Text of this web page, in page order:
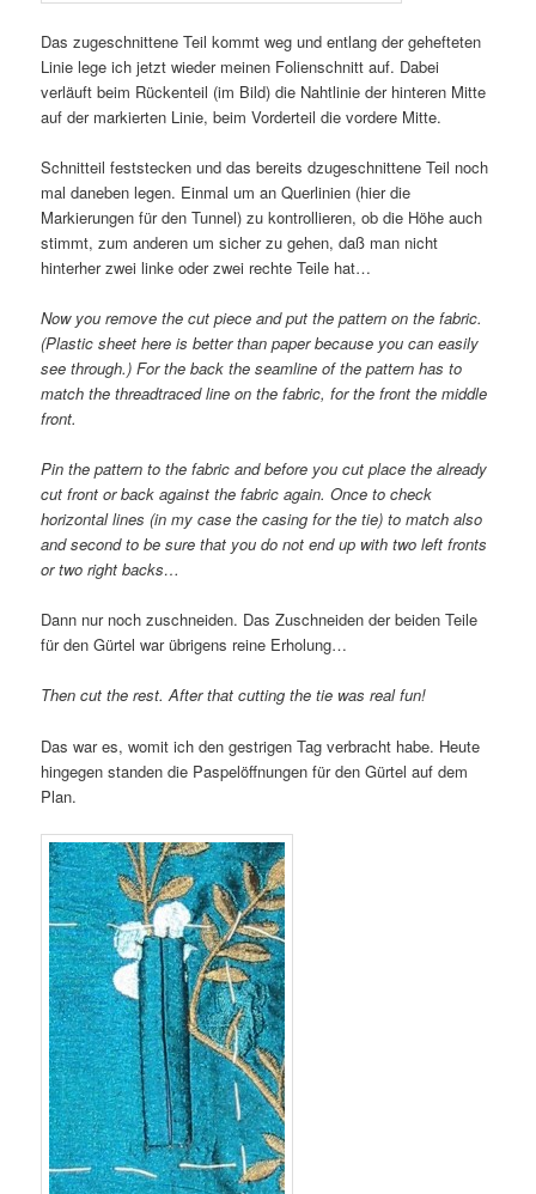
Das zugeschnittene Teil kommt weg und entlang der gehefteten
Linie lege ich jetzt wieder meinen Folienschnitt auf. Dabei
verläuft beim Rückenteil (im Bild) die Nahtlinie der hinteren Mitte
auf der markierten Linie, beim Vorderteil die vordere Mitte.
Schnitteil feststecken und das bereits dzugeschnittene Teil noch
mal daneben legen. Einmal um an Querlinien (hier die
Markierungen für den Tunnel) zu kontrollieren, ob die Höhe auch
stimmt, zum anderen um sicher zu gehen, daß man nicht
hinterher zwei linke oder zwei rechte Teile hat…
Now you remove the cut piece and put the pattern on the fabric.
(Plastic sheet here is better than paper because you can easily
see through.) For the back the seamline of the pattern has to
match the threadtraced line on the fabric, for the front the middle
front.
Pin the pattern to the fabric and before you cut place the already
cut front or back against the fabric again. Once to check
horizontal lines (in my case the casing for the tie) to match also
and second to be sure that you do not end up with two left fronts
or two right backs…
Dann nur noch zuschneiden. Das Zuschneiden der beiden Teile
für den Gürtel war übrigens reine Erholung…
Then cut the rest. After that cutting the tie was real fun!
Das war es, womit ich den gestrigen Tag verbracht habe. Heute
hingegen standen die Paspelöffnungen für den Gürtel auf dem
Plan.